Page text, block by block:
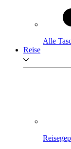
Alle
Reise